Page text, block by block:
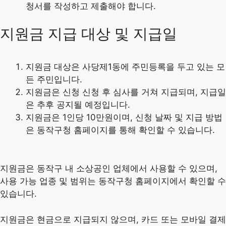
청서를 작성하고 제출해야 합니다.
지원금 지급 대상 및 지급일
지원금 대상은 사당제1동에 주민등록을 두고 있는 모
든 주민입니다.
지원금은 신청 신청 후 심사를 거쳐 지급되며, 지급일
은 추후 공지될 예정입니다.
지원금은 1인당 10만원이며, 신청 날짜 및 지급 방법
은 동작구청 홈페이지를 통해 확인할 수 있습니다.
지원금은 동작구 내 소상공인 업체에서 사용할 수 있으며,
사용 가능 업종 및 범위는 동작구청 홈페이지에서 확인할 수
있습니다.
지원금은 현금으로 지급되지 않으며, 카드 또는 모바일 결제